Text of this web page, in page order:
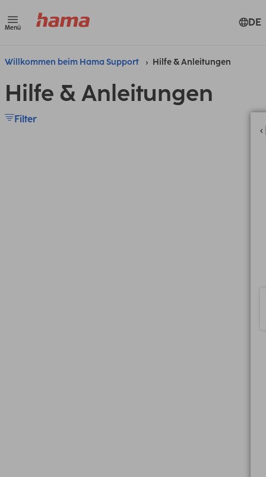
Menü DE
Willkommen beim Hama Support Hilfe & Anleitungen
Hilfe & Anleitungen
Filter